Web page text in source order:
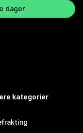
dager
kategorier